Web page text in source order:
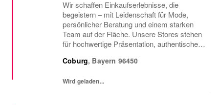
Wir schaffen Einkaufserlebnisse, die
begeistern – mit Leidenschaft für Mode,
persönlicher Beratung und einem starken
Team auf der Fläche. Unsere Stores stehen
für hochwertige Präsentation, authentischen
Kundinnen.Werde Teil unseres Street One
Coburg, Bayern 96450
Wird geladen...